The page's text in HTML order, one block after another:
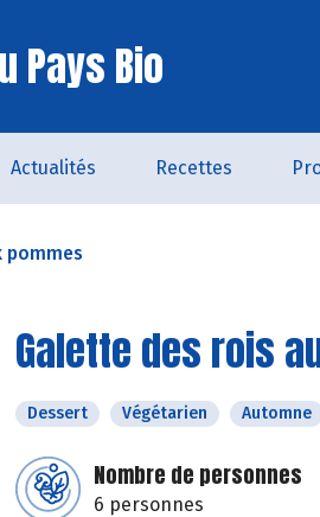
Pays Bio
Actualités Recettes
pommes
Galette des rois
Dessert Végétarien Automne
Nombre de personnes
6 personnes